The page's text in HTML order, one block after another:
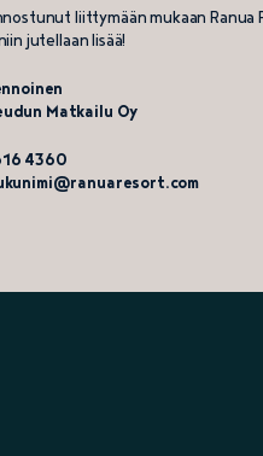
liittymään mukaan
jutellaan lisää!
Matkailu Oy
4360